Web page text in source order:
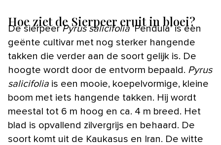
Hoe ziet de Sierpeer eruit in bloei?
De sierpeerPyrus salicifolia ‘Pendula’ is een
geënte cultivar met nog sterker hangende
takken die verder aan de soort gelijk is. De
hoogte wordt door de entvorm bepaald. Pyrus
salicifolia is een mooie, koepelvormige, kleine
boom met iets hangende takken. Hij wordt
meestal tot 6 m hoog en ca. 4 m breed. Het
blad is opvallend zilvergrijs en behaard. De
soort komt uit de Kaukasus en Iran. De witte